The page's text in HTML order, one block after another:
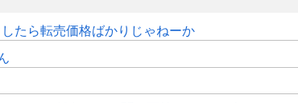
たら転売価格ばかりじゃねーか